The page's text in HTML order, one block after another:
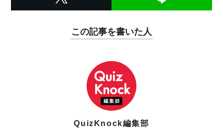
この記事を書いた人
QuizKnock編集部